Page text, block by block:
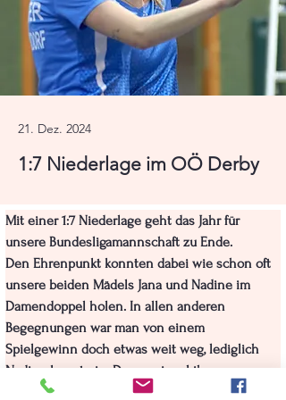
21. Dez. 2024
1:7 Niederlage im OÖ Derby
Mit einer 1:7 Niederlage geht das Jahr für
unsere Bundesligamannschaft zu Ende.
Den Ehrenpunkt konnten dabei wie schon oft
unsere beiden Mädels Jana und Nadine im
Damendoppel holen. In allen anderen
Begegnungen war man von einem
Spielgewinn doch etwas weit weg, lediglich
Nadine konnte im Dameneinzel ihrer
Gegnerin einen Satz abnehmen.